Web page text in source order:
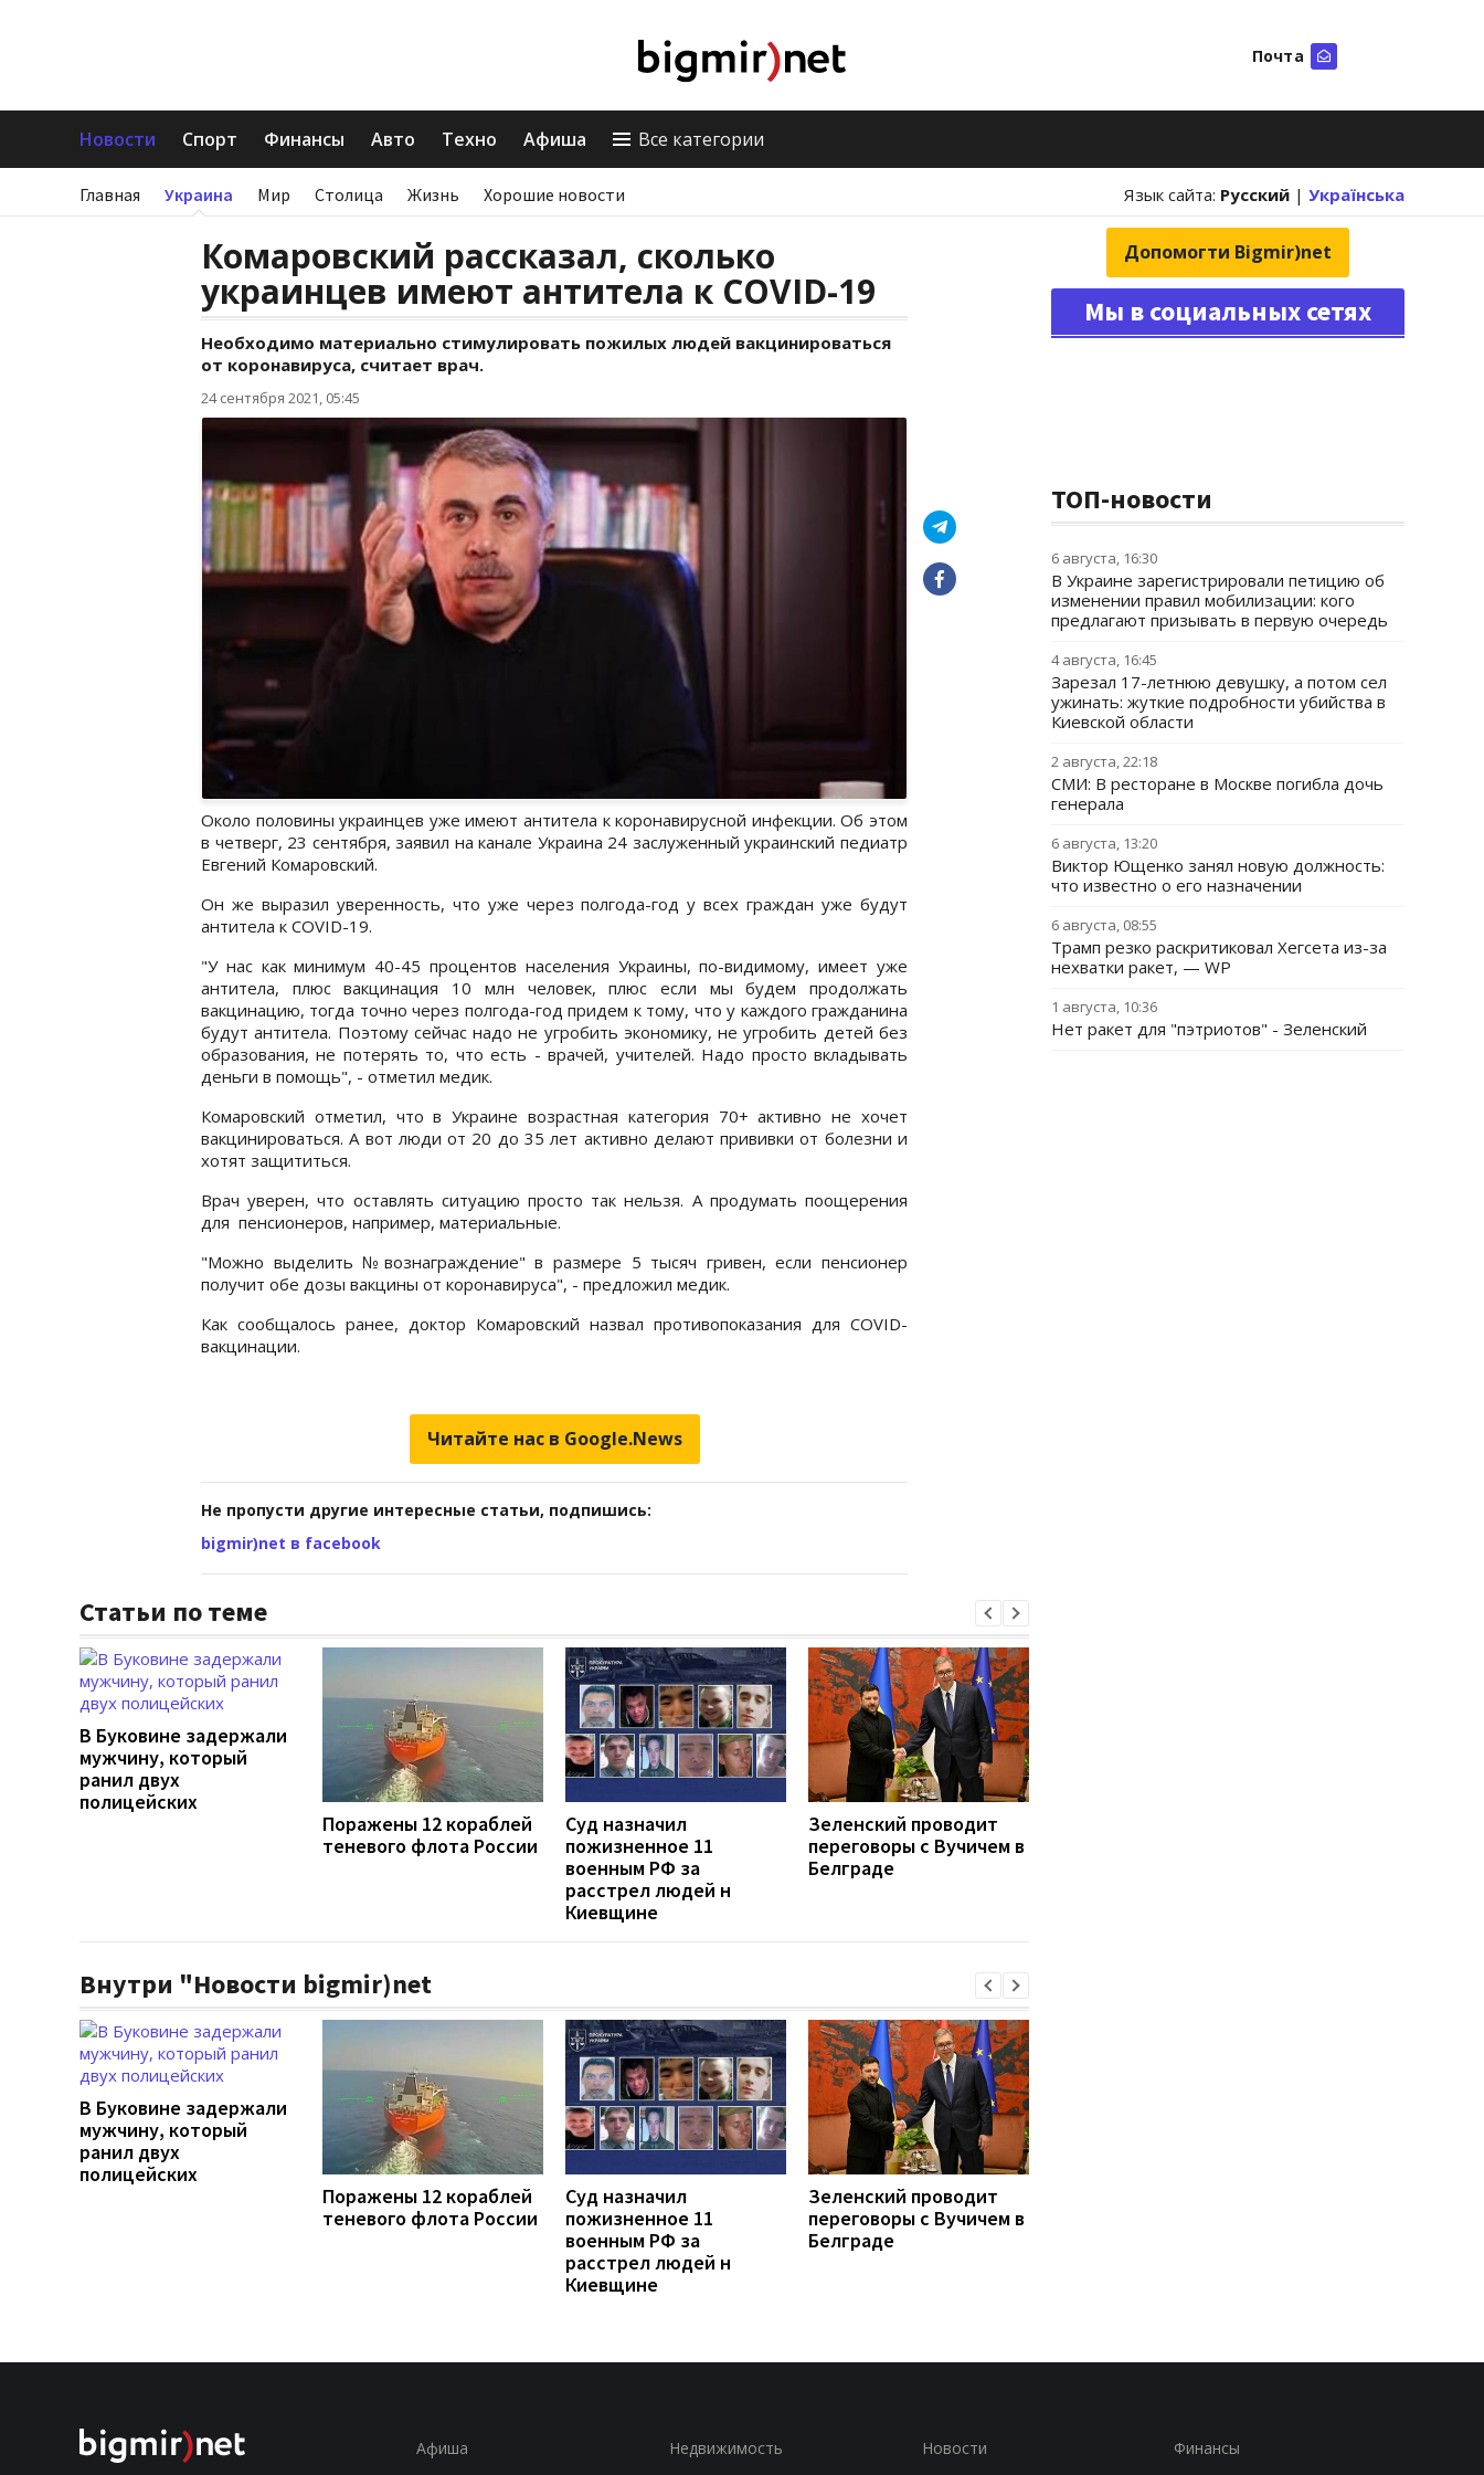
Почта
Новости Спорт Финансы Авто Техно Афиша Все категории
Главная Украина Мир Столица Жизнь Хорошие новости Язык сайта: Русский | Українська
Комаровский рассказал, сколько
украинцев имеют антитела к COVID-19
Необходимо материально стимулировать пожилых людей вакцинироваться
от коронавируса, считает врач.
24 сентября 2021, 05:45
Около половины украинцев уже имеют антитела к коронавирусной инфекции. Об этом
в четверг, 23 сентября, заявил на канале Украина 24 заслуженный украинский педиатр
Евгений Комаровский.
Он же выразил уверенность, что уже через полгода-год у всех граждан уже будут
антитела к COVID-19.
"У нас как минимум 40-45 процентов населения Украины, по-видимому, имеет уже
антитела, плюс вакцинация 10 млн человек, плюс если мы будем продолжать
вакцинацию, тогда точно через полгода-год придем к тому, что у каждого гражданина
будут антитела. Поэтому сейчас надо не угробить экономику, не угробить детей без
образования, не потерять то, что есть - врачей, учителей. Надо просто вкладывать
деньги в помощь", - отметил медик.
Комаровский отметил, что в Украине возрастная категория 70+ активно не хочет
вакцинироваться. А вот люди от 20 до 35 лет активно делают прививки от болезни и
хотят защититься.
Врач уверен, что оставлять ситуацию просто так нельзя. А продумать поощерения
для пенсионеров, например, материальные.
"Можно выделить №вознаграждение" в размере 5 тысяч гривен, если пенсионер
получит обе дозы вакцины от коронавируса", - предложил медик.
Как сообщалось ранее, доктор Комаровский назвал противопоказания для COVID-
вакцинации.
Читайте нас в Google.News
Не пропусти другие интересные статьи, подпишись:
bigmir)net в facebook
Статьи по теме
В Буковине задержали
мужчину, который
ранил двух
полицейских
Поражены 12 кораблей
теневого флота России
Суд назначил
пожизненное 11
военным РФ за
расстрел людей н
Киевщине
Зеленский проводит
переговоры с Вучичем в
Белграде
Внутри "Новости bigmir)net
В Буковине задержали
мужчину, который
ранил двух
полицейских
Поражены 12 кораблей
теневого флота России
Суд назначил
пожизненное 11
военным РФ за
расстрел людей н
Киевщине
Зеленский проводит
переговоры с Вучичем в
Белграде
Допомогти Bigmir)net
Мы в социальных сетях
ТОП-новости
6 августа, 16:30
В Украине зарегистрировали петицию об
изменении правил мобилизации: кого
предлагают призывать в первую очередь
4 августа, 16:45
Зарезал 17-летнюю девушку, а потом сел
ужинать: жуткие подробности убийства в
Киевской области
2 августа, 22:18
СМИ: В ресторане в Москве погибла дочь
генерала
6 августа, 13:20
Виктор Ющенко занял новую должность:
что известно о его назначении
6 августа, 08:55
Трамп резко раскритиковал Хегсета из-за
нехватки ракет, — WP
1 августа, 10:36
Нет ракет для "пэтриотов" - Зеленский
Афиша Недвижимость Новости Финансы